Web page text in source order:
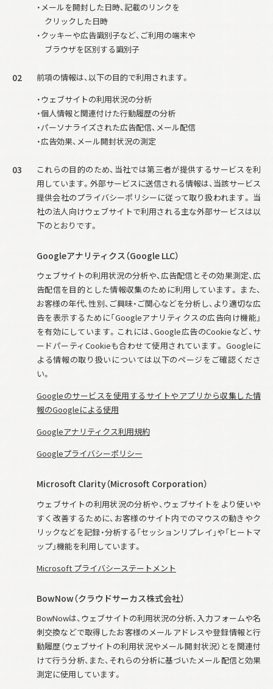
・メールを開封した日時、記載のリンクを
クリックした日時
・クッキーや広告識別子など、ご利用の端末や
ブラウザを区別する識別子
02
前項の情報は、以下の目的で利用されます。
・ウェブサイトの利用状況の分析
・個人情報と関連付けた行動履歴の分析
・パーソナライズされた広告配信、メール配信
・広告効果、メール開封状況の測定
03
これらの目的のため、当社では第三者が提供するサービスを利
用しています。 外部サービスに送信される情報は、当該サービス
提供会社のプライバシーポリシーに従って取り扱われます。 当
社の法人向けウェブサイトで利用される主な外部サービスは以
下のとおりです。
Googleアナリティクス（Google LLC）
ウェブサイトの利用状況の分析や、広告配信とその効果測定、広
告配信を目的とした情報収集のために利用しています。 また、
お客様の年代、性別、ご興味・ご関心などを分析し、より適切な広
告を表示するために「Googleアナリティクスの広告向け機能」
を有効にしています。これには、Google広告のCookieなど、サ
ードパーティCookieも合わせて使用されています。 Googleに
よる情報の取り扱いについては以下のページをご確認くださ
い。
Googleのサービスを使用するサイトやアプリから収集した情
報のGoogleによる使用
Googleアナリティクス利用規約
Googleプライバシーポリシー
Microsoft Clarity（Microsoft Corporation）
ウェブサイトの利用状況の分析や、ウェブサイトをより使いや
すく改善するために、お客様のサイト内でのマウスの動きやク
リックなどを記録・分析する「セッションリプレイ」や「ヒートマ
ップ」機能を利用しています。
Microsoft プライバシーステートメント
BowNow（クラウドサーカス株式会社）
BowNowは、ウェブサイトの利用状況の分析、入力フォームや名
刺交換などで取得したお客様のメールアドレスや登録情報と行
動履歴（ウェブサイトの利用状況やメール開封状況）とを関連付
けて行う分析、また、それらの分析に基づいたメール配信と効果
測定に使用しています。